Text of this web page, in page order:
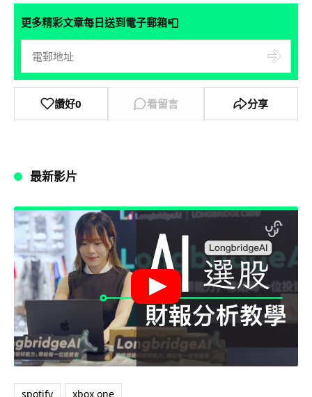
更多精彩文章每日送到電子郵箱📮
讚好0 看留言 分享
最新影片
spotify xbox one